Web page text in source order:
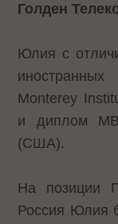
Голден
Юлия с
Monterey
и диплом
(США).
На позиции
Россия Юлия